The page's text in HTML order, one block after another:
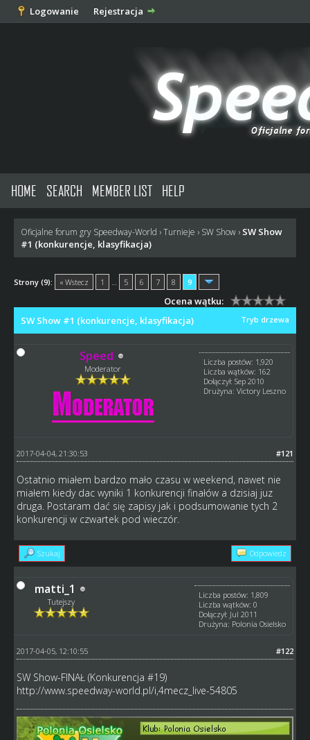
Logowanie Rejestracja
HOME SEARCH MEMBER LIST HELP
Oficjalne forum gry Speedway-World ›Turnieje › SW Show › SW Show
#1 (konkurencje, klasyfikacja)
Strony (9): « Wstecz 1 … 5 6 7 8 9
Ocena wątku:
Tryb drzewa
SW Show #1 (konkurencje, klasyfikacja)
Speed
Moderator
Liczba postów: 1,920
Liczba wątków: 162
Dołączył: Sep 2010
Drużyna: Victory Leszno
#121
2017-04-04, 21:30:53
Ostatnio miałem bardzo mało czasu w weekend, nawet nie
miałem kiedy dac wyniki 1 konkurencji finałów a dzisiaj juz
druga. Postaram dać się zapisy jak i podsumowanie tych 2
konkurencji w czwartek pod wieczór.
Szukaj Odpowiedz
matti_1
Tutejszy
Liczba postów: 1,809
Liczba wątków: 0
Dołączył: Jul 2011
Drużyna: Polonia Osielsko
#122
2017-04-05, 12:10:55
SW Show-FINAŁ (Konkurencja #19)
http://www.speedway-world.pl/i,4mecz_live-54805